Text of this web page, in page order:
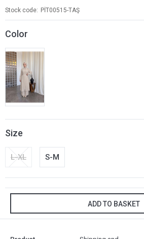
Stock code PİT00515-TAŞ
Color
Size
L-XL S-M
ADD TO BASKET